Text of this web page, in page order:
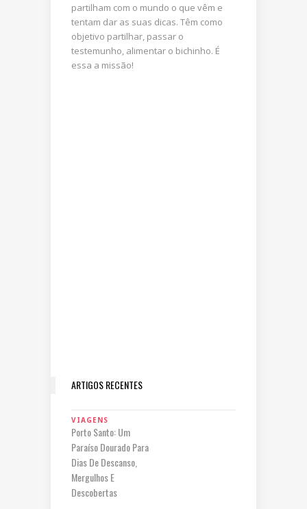
partilham com o mundo o que vêm e
tentam dar as suas dicas. Têm como
objetivo partilhar, passar o
testemunho, alimentar o bichinho. É
essa a missão!
ARTIGOS RECENTES
VIAGENS
Porto Santo: Um
Paraíso Dourado Para
Dias De Descanso,
Mergulhos E
Descobertas